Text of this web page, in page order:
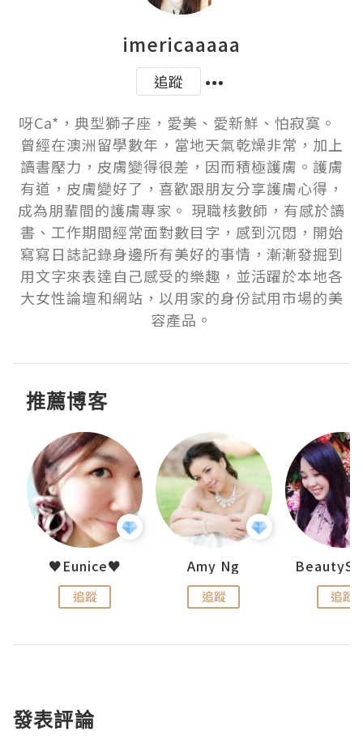
imericaaaaa
追蹤
呀Ca*，典型獅子座，愛美、愛新鮮、怕寂寞。
曾經在澳洲留學數年，當地天氣乾燥非常，加上
讀書壓力，皮膚變得很差，因而積極護膚。護膚
有道，皮膚變好了，喜歡跟朋友分享護膚心得，
成為朋輩間的護膚專家。 現職核數師，有感於讀
書、工作期間經常面對數目字，感到沉悶，開始
寫寫日誌記錄身邊所有美好的事情，漸漸發掘到
用文字來表達自己感受的樂趣，並活躍於本地各
大女性論壇和網站，以用家的身份試用市場的美
容產品。
推薦博客
♥Eunice♥
追蹤
Amy Ng
追蹤 追蹤
發表評論